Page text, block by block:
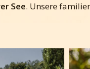
See. Unsere